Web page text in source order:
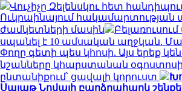
Վուչիչը Զելենսկու հետ
Ուկրաինայում
ժամկետների մասին
սպանել է 10 ամսական աղջկան.
Փողը գետի պես կհոսի. Այս երեք
նշանները կհարստանան օգոստոսի
ընտանիքում՝ ցավալի կորուստ
Սայաթ Նովայի բարձրահարկ